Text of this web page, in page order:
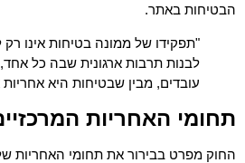
הבטיחות באתר.
"תפקידו של ממונה בטיחות אינו רק
לבנות תרבות ארגונית שבה כל
עובדים, מבין שבטיחות היא
תחומי האחריות
החוק מפרט בבירור את תחומי האחריות